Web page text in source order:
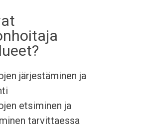
järjestäminen ja
etsiminen ja
tarvittaessa